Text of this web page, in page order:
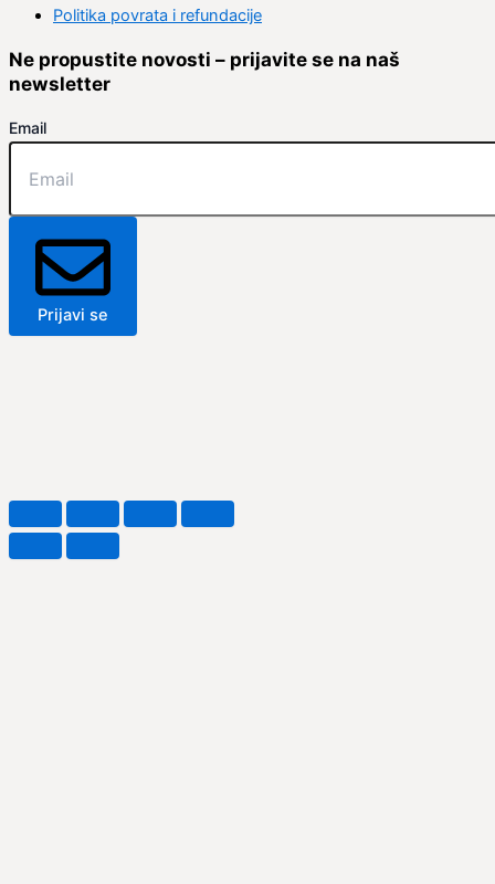
Politika povrata i refundacije
Ne propustite novosti – prijavite se na naš
newsletter
Email
Prijavi se